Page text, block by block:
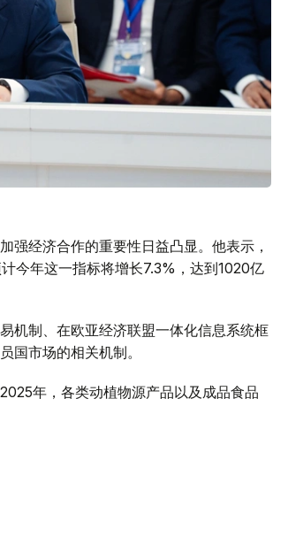
强经济合作的重要性日益凸显。他表示，
今年这一指标将增长7.3%，达到1020亿
机制、在欧亚经济联盟一体化信息系统框
国市场的相关机制。
年，各类动植物源产品以及成品食品